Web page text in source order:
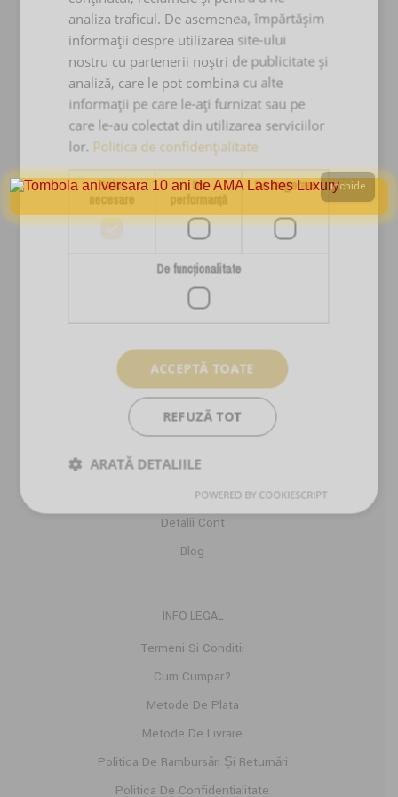
Email:
ama.lashes@gmail.com
PRODUSE & SERVICII
Cursuri Extensii Gene
Extensii Gene
Kituri Extensii Gene
Adezivi Extensii Gene
Carduri Cadou
Reduceri Si Promotii
Stilizare Sprancene
SERVICII CLIENTI
Despre Noi
Comenzi
Detalii Cont
Blog
INFO LEGAL
Termeni Si Conditii
Cum Cumpar?
Metode De Plata
Metode De Livrare
Politica De Rambursări Și Returnări
Politica De Confidențialitate
Inchide
analiza traficul. De asemenea, împărtășim
informații despre utilizarea site-ului
nostru cu partenerii noștri de publicitate și
analiză, care le pot combina cu alte
informații pe care le-ați furnizat sau pe
care le-au colectat din utilizarea serviciilor
lor. Politica de confidențialitate
Strict
necesare
De
performanță
De targetare
De funcţionalitate
ACCEPTĂ TOATE
REFUZĂ TOT
ARATĂ DETALIILE
POWERED BY COOKIESCRIPT